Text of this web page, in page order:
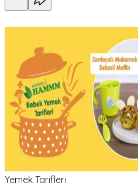
Yemek Tarifleri